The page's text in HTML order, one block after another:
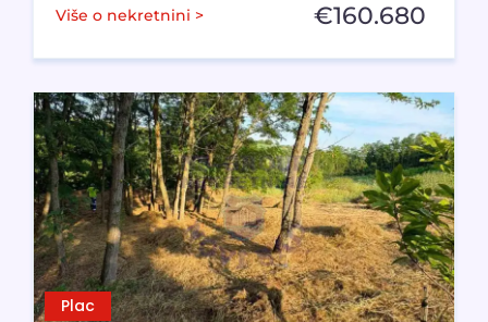
Više o nekretnini > €160.680
Plac